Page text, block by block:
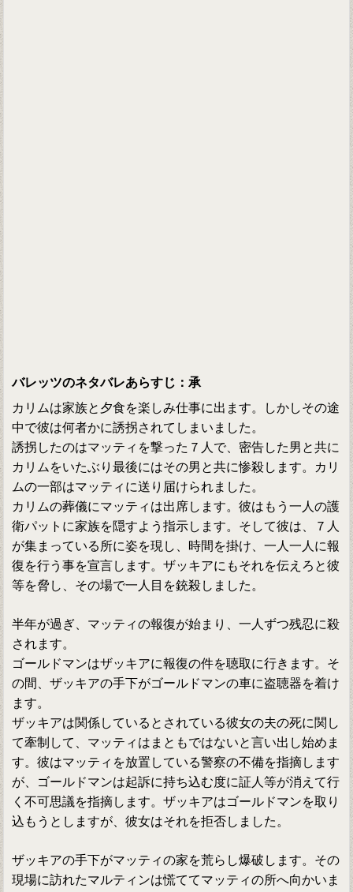
バレッツのネタバレあらすじ：承
カリムは家族と夕食を楽しみ仕事に出ます。しかしその途
中で彼は何者かに誘拐されてしまいました。
誘拐したのはマッティを撃った７人で、密告した男と共に
カリムをいたぶり最後にはその男と共に惨殺します。カリ
ムの一部はマッティに送り届けられました。
カリムの葬儀にマッティは出席します。彼はもう一人の護
衛パットに家族を隠すよう指示します。そして彼は、７人
が集まっている所に姿を現し、時間を掛け、一人一人に報
復を行う事を宣言します。ザッキアにもそれを伝えろと彼
等を脅し、その場で一人目を銃殺しました。
半年が過ぎ、マッティの報復が始まり、一人ずつ残忍に殺
されます。
ゴールドマンはザッキアに報復の件を聴取に行きます。そ
の間、ザッキアの手下がゴールドマンの車に盗聴器を着け
ます。
ザッキアは関係しているとされている彼女の夫の死に関し
て牽制して、マッティはまともではないと言い出し始めま
す。彼はマッティを放置している警察の不備を指摘します
が、ゴールドマンは起訴に持ち込む度に証人等が消えて行
く不可思議を指摘します。ザッキアはゴールドマンを取り
込もうとしますが、彼女はそれを拒否しました。
ザッキアの手下がマッティの家を荒らし爆破します。その
現場に訪れたマルティンは慌ててマッティの所へ向かいま